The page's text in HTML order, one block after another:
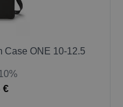
Case ONE 10-12.5
€